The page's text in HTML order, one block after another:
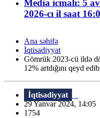
Media icmalı: 5
2026-cı il saat
Ana səhifə
İqtisadiyyat
Gömrük 2023-cü ildə
12% artdığını qeyd edib
İqtisadiyyat
29 Yanvar 2024, 14:05
1754